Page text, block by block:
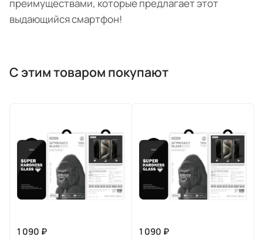
преимуществами, которые предлагает этот
выдающийся смартфон!
С этим товаром покупают
1 090 ₽ 1 090 ₽